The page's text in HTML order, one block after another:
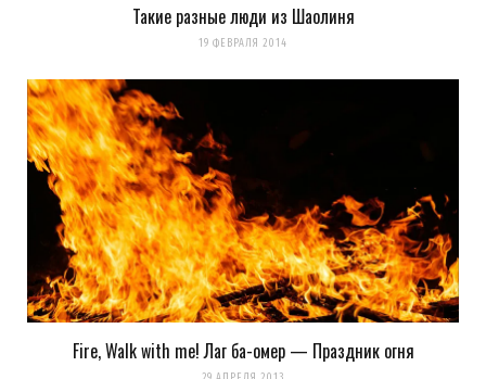
Такие разные люди из Шаолиня
19 ФЕВРАЛЯ 2014
Fire, Walk with me! Лаг ба-омер — Праздник огня